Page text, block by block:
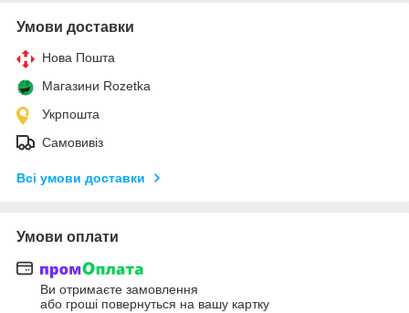
Умови доставки
Нова Пошта
Магазини Rozetka
Укрпошта
Самовивіз
Всі умови доставки
Умови оплати
Ви отримаєте замовлення
або гроші повернуться на вашу картку